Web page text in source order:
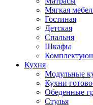
Мягкая
Гостиная
Детская
Спальня
Шкафы
Кухня
Модульные
Кухни
Обеденные
Стулья